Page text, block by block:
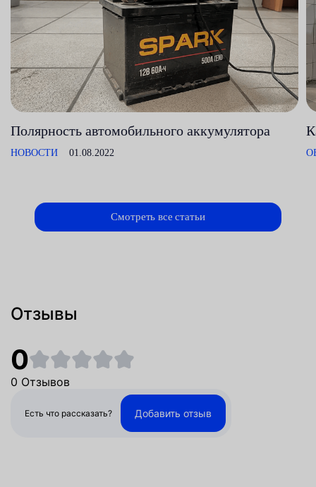
Полярность автомобильного аккумулятора
НОВОСТИ 01.08.2022
Смотреть все статьи
Отзывы
0
0 Отзывов
Есть что рассказать? Добавить отзыв